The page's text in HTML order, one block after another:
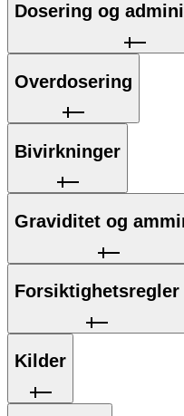
Dosering og
Overdosering
Bivirkninger
Graviditet og
Forsiktighetsregler
Kilder